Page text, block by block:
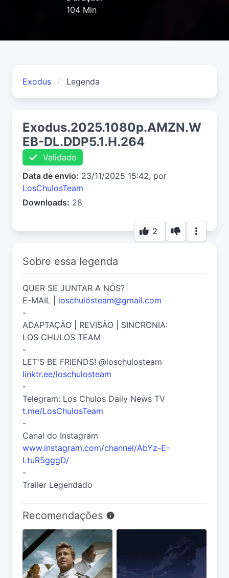
104 Min
Exodus Legenda
Exodus.2025.1080p.AMZN.W
EB-DL.DDP5.1.H.264
Validado
Data de envio: 23/11/2025 15:42, por
LosChulosTeam
Downloads: 28
2
Sobre essa legenda
QUER SE JUNTAR A NÓS?
E-MAIL |
loschulosteam@gmail.com
-
ADAPTAÇÃO | REVISÃO | SINCRONIA:
LOS CHULOS TEAM
-
LET'S BE FRIENDS! @loschulosteam
linktr.ee/loschulosteam
-
Telegram: Los Chulos Daily News TV
t.me/LosChulosTeam
-
Canal do Instagram
www.instagram.com/channel/AbYz-E-
LtuR5gggD/
-
Trailer Legendado
Recomendações